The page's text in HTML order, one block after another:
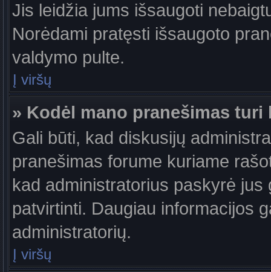
Jis leidžia jums išsaugoti
Norėdami pratęsti išsaugoto
valdymo pulte.
Į viršų
» Kodėl mano pranešimas
Gali būti, kad diskusijų
pranešimas forume kuriame
kad administratorius paskyrė
patvirtinti. Daugiau informacijos
administratorių.
Į viršų